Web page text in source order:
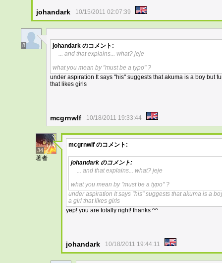
johandark 10/15/2011 02:07:39
8 johandark のコメント:
... and that explains... what? jeje
what you mean by "must be a typo" ?
under aspiration It says "his" suggests that akuma is a boy but
that likes girls
mcgrnwlf 10/18/2011 19:33:44
34
著者
mcgrnwlf のコメント:
johandark のコメント:
... and that explains... what? jeje
what you mean by "must be a typo" ?
under aspiration It says "his" suggests that akuma is a
a girl that likes girls
yep! you are totally right! thanks ^^
johandark 10/18/2011 19:44:11